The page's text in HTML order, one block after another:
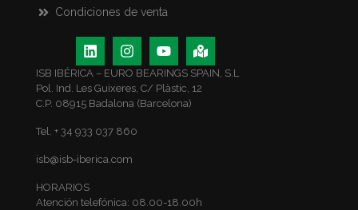
Condiciones de venta
ISB IBÉRICA – EURO BEARINGS SPAIN, S.L
Pol. Ind. Les Guixeres, C/ Plàstic, 12
C.P. 08915 Badalona (Barcelona)
Tel. + 34 933 037 860
isb@isb-iberica.com
HORARIOS
Atención telefónica: 08.00-18.00h